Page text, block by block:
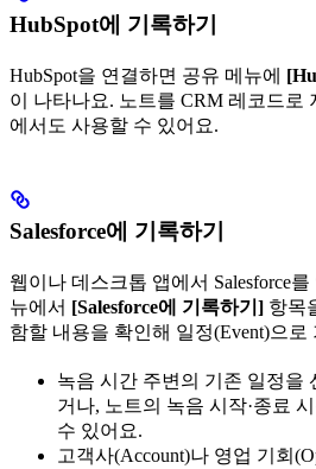
HubSpot에 기록하기
HubSpot을 연결하면 공유 메뉴에
이 나타나요. 노트를 CRM 레코드로
에서도 사용할 수 있어요.
Salesforce에 기록하기
웹이나 데스크톱 앱에서 Salesforce를
뉴에서 [Salesforce에 기록하기] 항목
함할 내용을 확인해 일정(Event)으로
녹음 시간 주변의 기존 일정을
거나, 노트의 녹음 시작·종료
수 있어요.
고객사(Account)나 영업 기회